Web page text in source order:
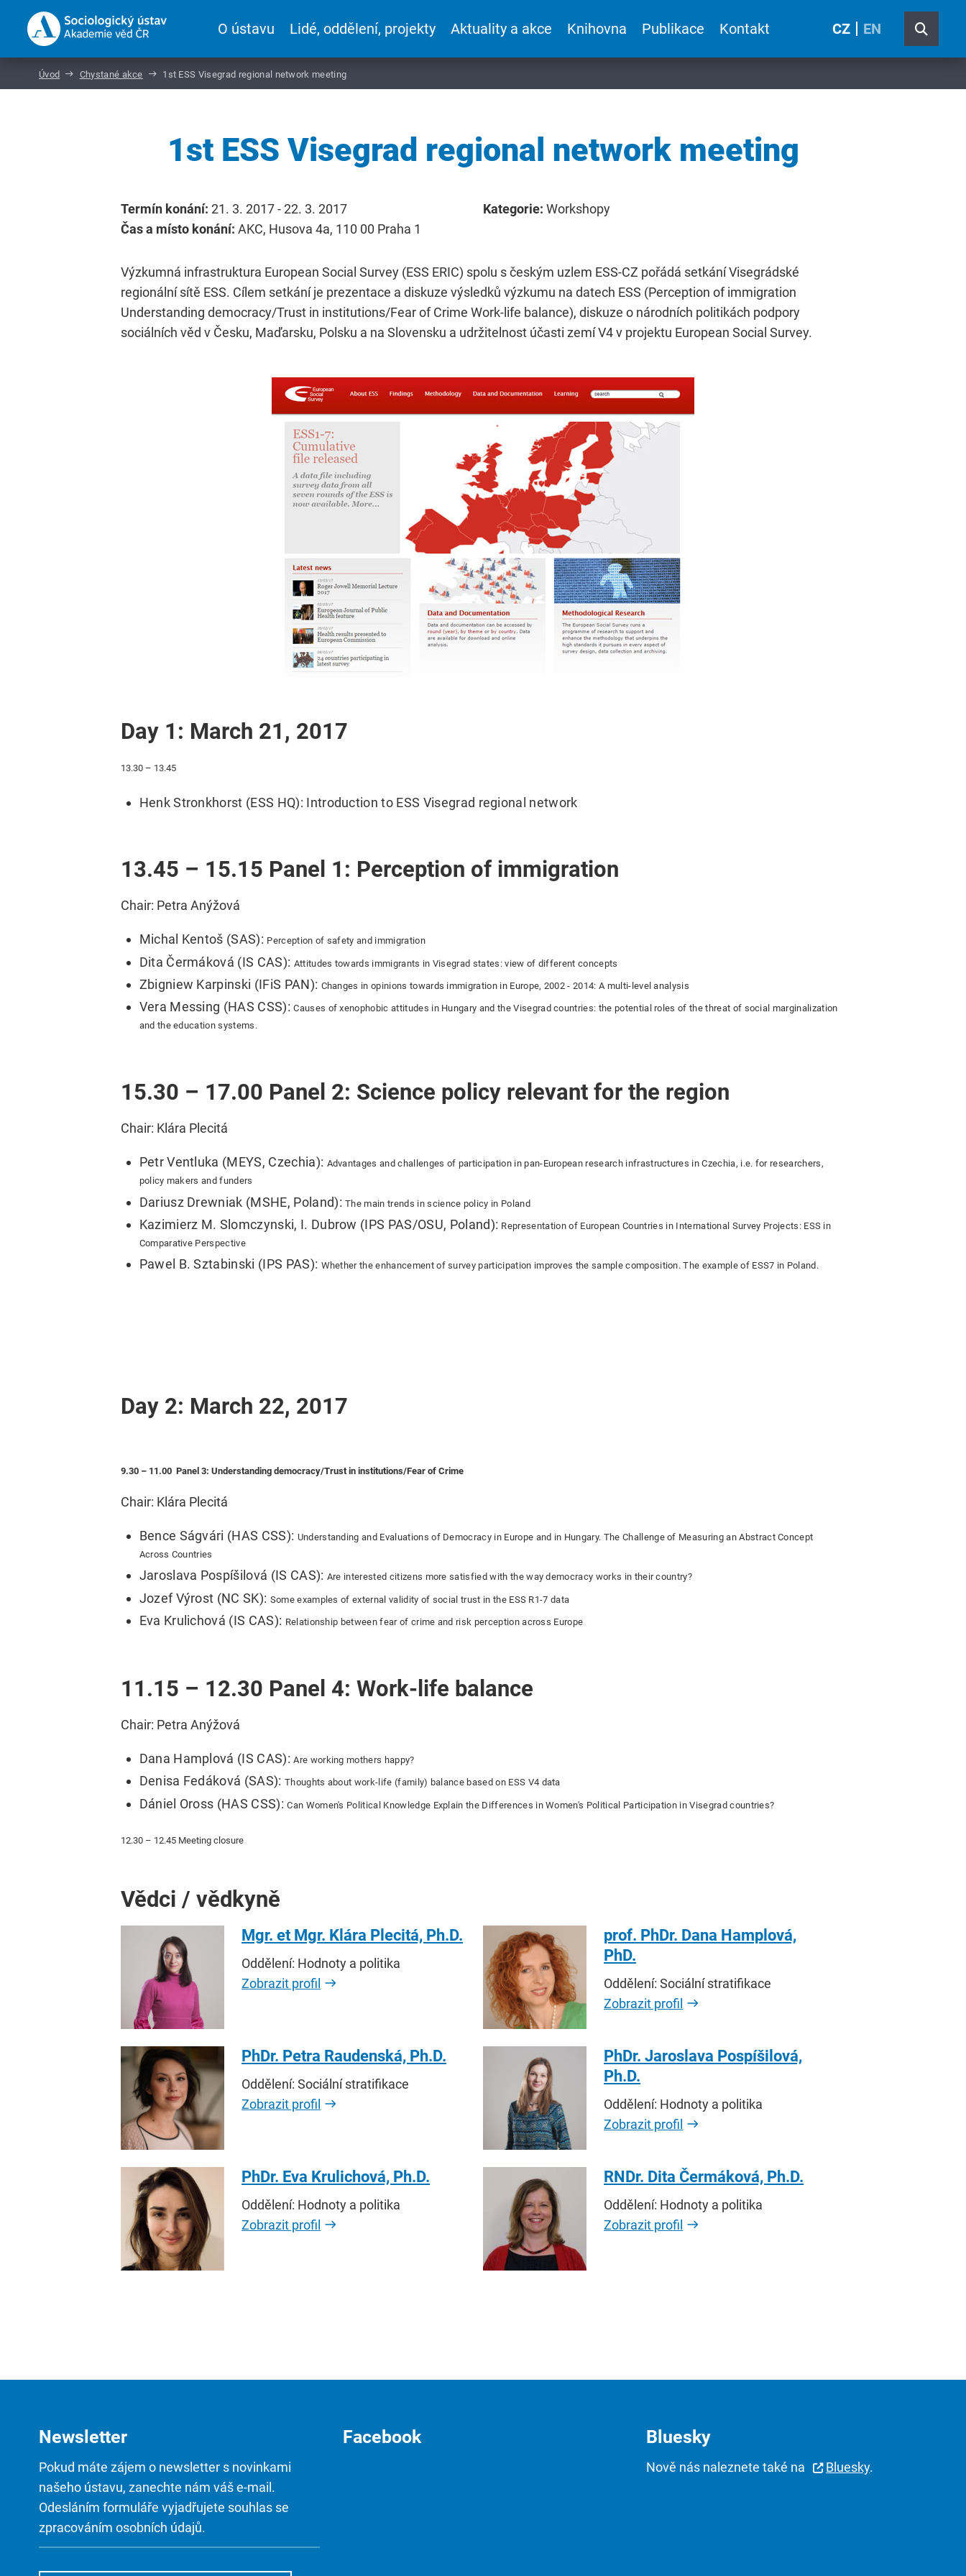
O ústavu Lidé, oddělení, projekty Aktuality a akce Knihovna Publikace Kontakt CZ EN
Úvod Chystané akce 1st ESS Visegrad regional network meeting
1st ESS Visegrad regional network meeting
Termín konání: 21. 3. 2017 - 22. 3. 2017 Kategorie: Workshopy
Čas a místo konání: AKC, Husova 4a, 110 00 Praha 1
Výzkumná infrastruktura European Social Survey (ESS ERIC) spolu s českým uzlem ESS-CZ pořádá setkání Visegrádské
regionální sítě ESS. Cílem setkání je prezentace a diskuze výsledků výzkumu na datech ESS (Perception of immigration
Understanding democracy/Trust in institutions/Fear of Crime Work-life balance), diskuze o národních politikách podpory
sociálních věd v Česku, Maďarsku, Polsku a na Slovensku a udržitelnost účasti zemí V4 v projektu European Social Survey.
Day 1: March 21, 2017
13.30 – 13.45
Henk Stronkhorst (ESS HQ): Introduction to ESS Visegrad regional network
13.45 – 15.15 Panel 1: Perception of immigration
Chair: Petra Anýžová
Michal Kentoš (SAS): Perception of safety and immigration
Dita Čermáková (IS CAS): Attitudes towards immigrants in Visegrad states: view of different concepts
Zbigniew Karpinski (IFiS PAN): Changes in opinions towards immigration in Europe, 2002 - 2014: A multi-level analysis
Vera Messing (HAS CSS):Causes of xenophobic attitudes in Hungary and the Visegrad countries: the potential roles of the threat of social marginalization
and the education systems.
15.30 – 17.00 Panel 2: Science policy relevant for the region
Chair: Klára Plecitá
Petr Ventluka (MEYS, Czechia): Advantages and challenges of participation in pan-European research infrastructures in Czechia, i.e. for researchers,
policy makers and funders
Dariusz Drewniak (MSHE, Poland):The main trends in science policy in Poland
Kazimierz M. Slomczynski, I. Dubrow (IPS PAS/OSU, Poland): Representation of European Countries in International Survey Projects: ESS in
Comparative Perspective
Pawel B. Sztabinski (IPS PAS): Whether the enhancement of survey participation improves the sample composition. The example of ESS7 in Poland.
Day 2: March 22, 2017
9.30 – 11.00 Panel 3: Understanding democracy/Trust in institutions/Fear of Crime
Chair: Klára Plecitá
Bence Ságvári (HAS CSS): Understanding and Evaluations of Democracy in Europe and in Hungary. The Challenge of Measuring an Abstract Concept
Across Countries
Jaroslava Pospíšilová (IS CAS): Are interested citizens more satisfied with the way democracy works in their country?
Jozef Výrost (NC SK): Some examples of external validity of social trust in the ESS R1-7 data
Eva Krulichová (IS CAS): Relationship between fear of crime and risk perception across Europe
11.15 – 12.30 Panel 4: Work-life balance
Chair: Petra Anýžová
Dana Hamplová (IS CAS):Are working mothers happy?
Denisa Fedáková (SAS): Thoughts about work-life (family) balance based on ESS V4 data
Dániel Oross (HAS CSS):Can Women's Political Knowledge Explain the Differences in Women's Political Participation in Visegrad countries?
12.30 – 12.45 Meeting closure
Vědci / vědkyně
Mgr. et Mgr. Klára Plecitá, Ph.D.
Oddělení: Hodnoty a politika
Zobrazit profil
prof. PhDr. Dana Hamplová,
PhD.
Oddělení: Sociální stratifikace
Zobrazit profil
PhDr. Petra Raudenská, Ph.D.
Oddělení: Sociální stratifikace
Zobrazit profil
PhDr. Jaroslava Pospíšilová,
Ph.D.
Oddělení: Hodnoty a politika
Zobrazit profil
PhDr. Eva Krulichová, Ph.D.
Oddělení: Hodnoty a politika
Zobrazit profil
RNDr. Dita Čermáková, Ph.D.
Oddělení: Hodnoty a politika
Zobrazit profil
Newsletter
Pokud máte zájem o newsletter s novinkami
našeho ústavu, zanechte nám váš e-mail.
Odesláním formuláře vyjadřujete souhlas se
zpracováním osobních údajů.
Facebook Bluesky
Nově nás naleznete také na Bluesky.